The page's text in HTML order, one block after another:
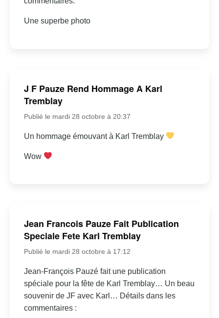
Une superbe photo
J F Pauze Rend Hommage A Karl
Tremblay
Publié le mardi 28 octobre à 20:37
Un hommage émouvant à Karl Tremblay
Wow
Jean Francois Pauze Fait Publication
Speciale Fete Karl Tremblay
Publié le mardi 28 octobre à 17:12
Jean-François Pauzé fait une publication
spéciale pour la fête de Karl Tremblay… Un beau
souvenir de JF avec Karl… Détails dans les
commentaires :